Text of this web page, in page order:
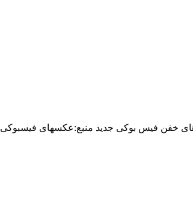
خفن فیس بوکی جدید منبع:عکسهای فیسبوکی